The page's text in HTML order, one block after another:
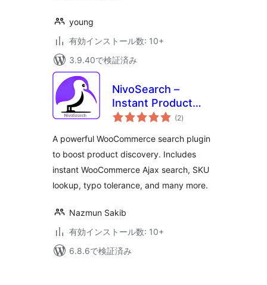
young
有効インストール数: 10+
3.9.40で検証済み
NivoSearch –
Instant Product
Search for
(2個
の
価
)
A powerful WooCommerce search plugin
to boost product discovery. Includes
instant WooCommerce Ajax search, SKU
lookup, typo tolerance, and many more.
Nazmun Sakib
有効インストール数: 10+
6.8.6で検証済み